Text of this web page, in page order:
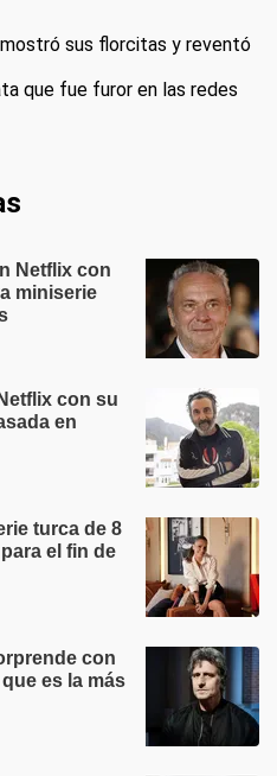
sus florcitas y reventó
que fue furor en las redes
Netflix con
miniserie
con su
en
turca de 8
el fin de
con
es la más